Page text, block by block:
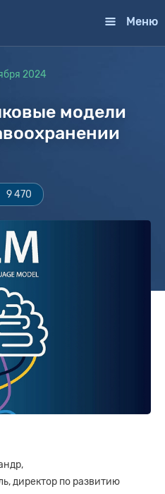
Меню
2024
модели
9 470
директор по развитию